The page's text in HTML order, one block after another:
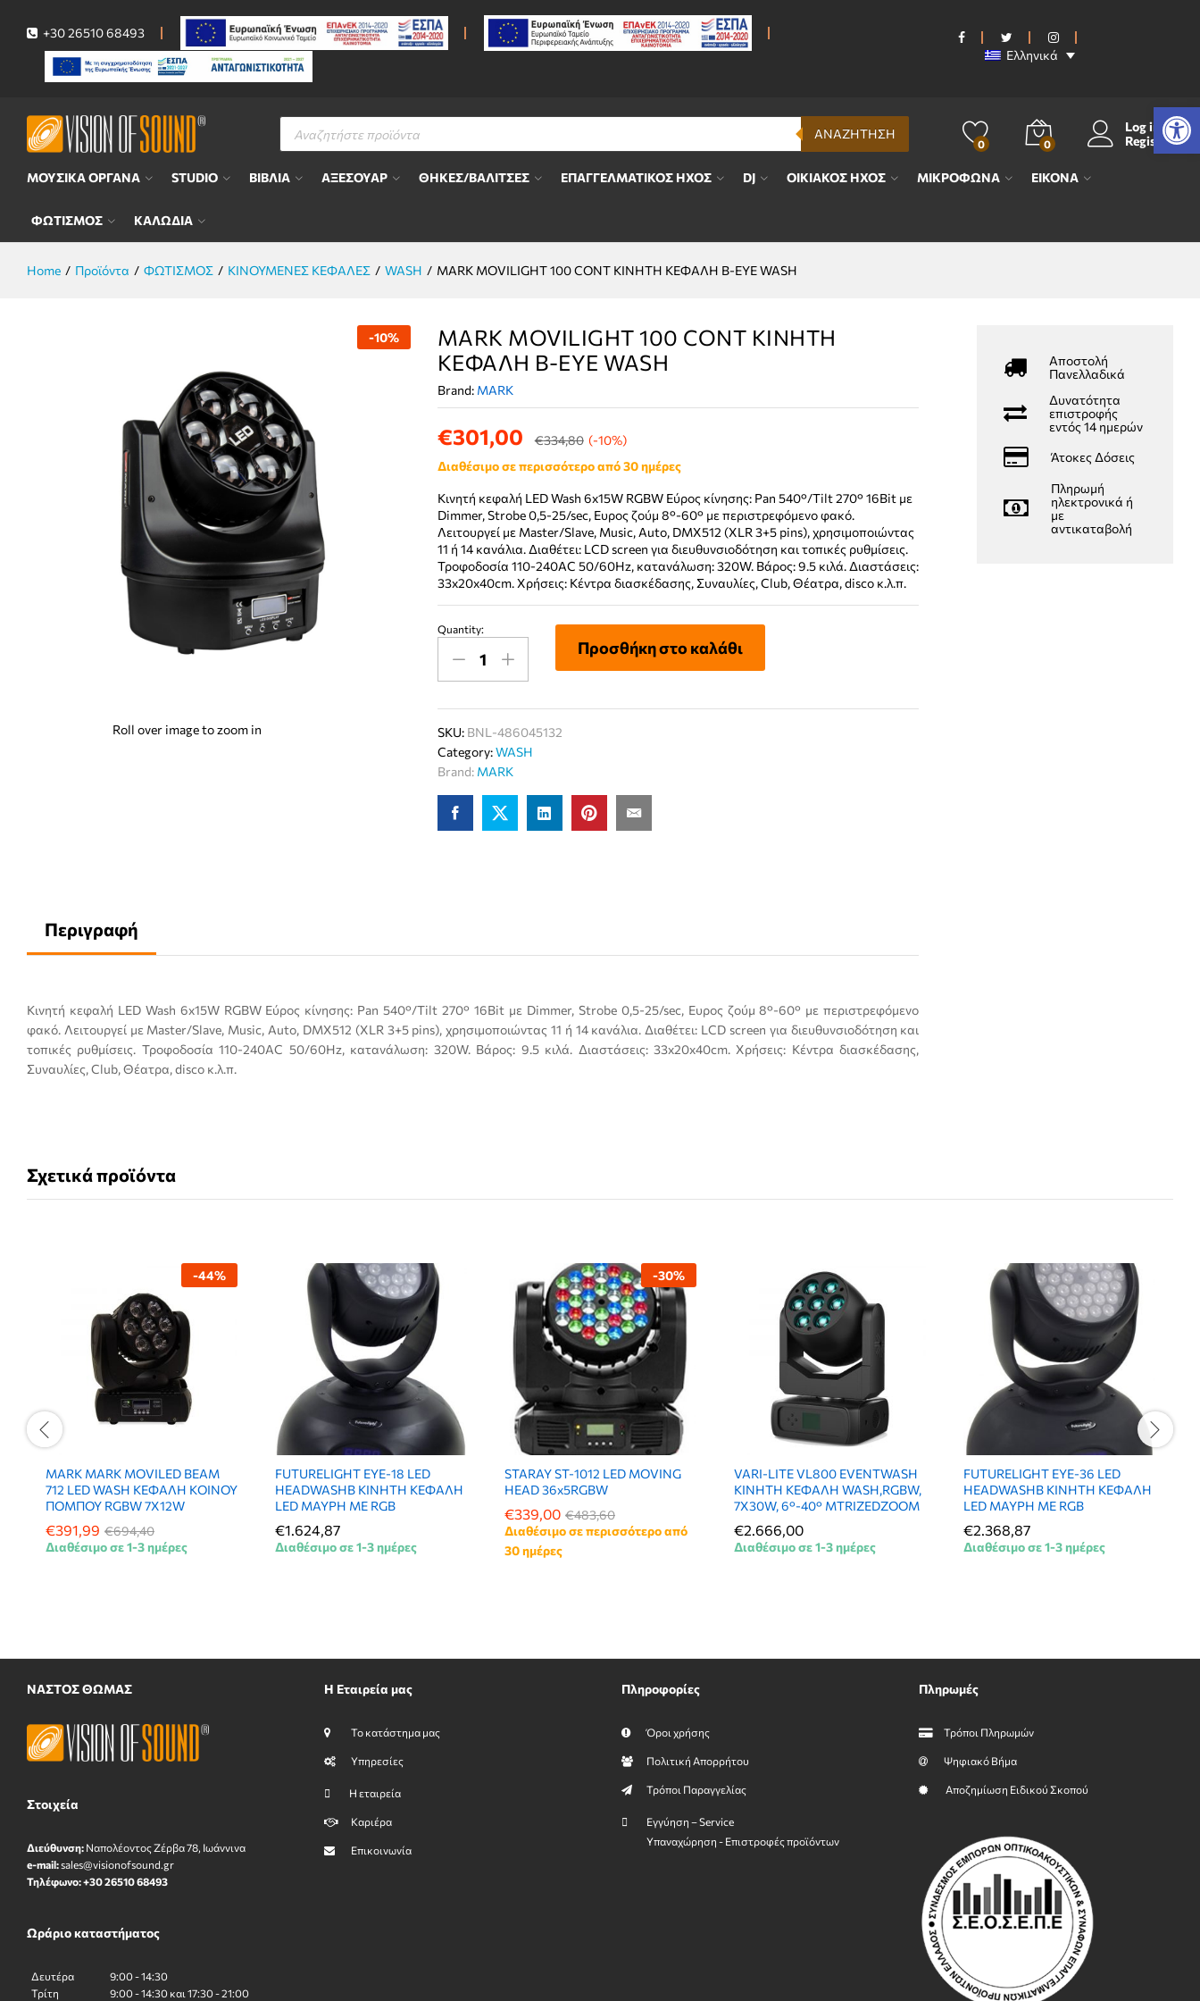
Ανοίξτε τη γραμμή εργαλείων
+30 26510 68493
Ελληνικά
Αναζήτηση
προϊόντων
ΑΝΑΖΗΤΗΣΗ
0 0
Log in
Register
ΜΟΥΣΙΚΑ ΟΡΓΑΝΑ STUDIO ΒΙΒΛΙΑ ΑΞΕΣΟΥΑΡ ΘΗΚΕΣ/ΒΑΛΙΤΣΕΣ ΕΠΑΓΓΕΛΜΑΤΙΚΟΣ ΗΧΟΣ DJ ΟΙΚΙΑΚΟΣ ΗΧΟΣ ΜΙΚΡΟΦΩΝΑ ΕΙΚΟΝΑ
ΦΩΤΙΣΜΟΣ ΚΑΛΩΔΙΑ
Home / Προϊόντα / ΦΩΤΙΣΜΟΣ / ΚΙΝΟΥΜΕΝΕΣ ΚΕΦΑΛΕΣ / WASH / MARK MOVILIGHT 100 CONT ΚΙΝΗΤΗ ΚΕΦΑΛΗ B-EYE WASH
-10%
Roll over image to zoom in
MARK MOVILIGHT 100 CONT ΚΙΝΗΤΗ
ΚΕΦΑΛΗ B-EYE WASH
Brand: MARK
€301,00 €334,80 (-10%)
Διαθέσιμο σε περισσότερο από 30 ημέρες
Κινητή κεφαλή LED Wash 6x15W RGBW Εύρος κίνησης: Pan 540°/Tilt 270° 16Bit με
Dimmer, Strobe 0,5-25/sec, Ευρος ζούμ 8°-60° με περιστρεφόμενο φακό.
Λειτουργεί με Master/Slave, Music, Auto, DMX512 (XLR 3+5 pins), χρησιμοποιώντας
11 ή 14 κανάλια. Διαθέτει: LCD screen για διευθυνσιοδότηση και τοπικές ρυθμίσεις.
Τροφοδοσία 110-240AC 50/60Hz, κατανάλωση: 320W. Βάρος: 9.5 κιλά. Διαστάσεις:
33x20x40cm. Χρήσεις: Κέντρα διασκέδασης, Συναυλίες, Club, Θέατρα, disco κ.λ.π.
MARK
MOVILIGHT
100
CONT
ΚΙΝΗΤΗ
ΚΕΦΑΛΗ
EYE
WASH
Quantity:
Προσθήκη στο καλάθι
SKU: BNL-486045132
Category:WASH
Brand: MARK
Περιγραφή
Κινητή κεφαλή LED Wash 6x15W RGBW Εύρος κίνησης: Pan 540°/Tilt 270° 16Bit με Dimmer, Strobe 0,5-25/sec, Ευρος ζούμ 8°-60° με περιστρεφόμενο
φακό. Λειτουργεί με Master/Slave, Music, Auto, DMX512 (XLR 3+5 pins), χρησιμοποιώντας 11 ή 14 κανάλια. Διαθέτει: LCD screen για διευθυνσιοδότηση και
τοπικές ρυθμίσεις. Τροφοδοσία 110-240AC 50/60Hz, κατανάλωση: 320W. Βάρος: 9.5 κιλά. Διαστάσεις: 33x20x40cm. Χρήσεις: Κέντρα διασκέδασης,
Συναυλίες, Club, Θέατρα, disco κ.λ.π.
Αποστολή
Πανελλαδικά
Δυνατότητα
επιστροφής
εντός 14 ημερών
Άτοκες Δόσεις
Πληρωμή
ηλεκτρονικά ή
με
αντικαταβολή
Σχετικά προϊόντα
-44%
MARK MARK MOVILED BEAM
712 LED WASH ΚΕΦΑΛΗ ΚΟΙΝΟΥ
ΠΟΜΠΟΥ RGBW 7X12W
€391,99 €694,40
Διαθέσιμο σε 1-3 ημέρες
FUTURELIGHT EYE-18 LED
HEADWASHB ΚΙΝΗΤΗ ΚΕΦΑΛΗ
LED ΜΑΥΡΗ ΜΕ RGB
€1.624,87
Διαθέσιμο σε 1-3 ημέρες
-30%
STARAY ST-1012 LED MOVING
HEAD 36x5RGBW
€339,00 €483,60
Διαθέσιμο σε περισσότερο από
30 ημέρες
VARI-LITE VL800 EVENTWASH
ΚΙΝΗΤΗ ΚΕΦΑΛΗ WASH,RGBW,
7X30W, 6°-40° MTRIZEDZOOM
€2.666,00
Διαθέσιμο σε 1-3 ημέρες
FUTURELIGHT EYE-36 LED
HEADWASHB ΚΙΝΗΤΗ ΚΕΦΑΛΗ
LED ΜΑΥΡΗ ΜΕ RGB
€2.368,87
Διαθέσιμο σε 1-3 ημέρες
ΝΑΣΤΟΣ ΘΩΜΑΣ
Στοιχεία
Διεύθυνση: Ναπολέοντος Zέρβα 78, Ιωάννινα
e-mail:sales@visionofsound.gr
Τηλέφωνο:+30 26510 68493
Ωράριο καταστήματος
Δευτέρα
9:00 - 14:30
Τρίτη
9:00 - 14:30 και 17:30 - 21:00
Η Εταιρεία μας
Το κατάστημα μας
Υπηρεσίες
Η εταιρεία
Καριέρα
Επικοινωνία
Πληροφορίες
Όροι χρήσης
Πολιτική Απορρήτου
Τρόποι Παραγγελίας
Εγγύηση – Service
Υπαναχώρηση - Επιστροφές προϊόντων
Πληρωμές
Τρόποι Πληρωμών
Ψηφιακό Βήμα
Αποζημίωση Ειδικού Σκοπού
Περιγραφή